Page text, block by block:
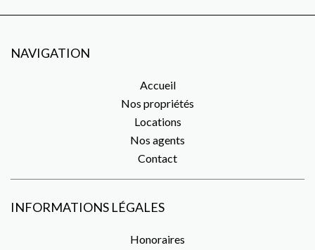
NAVIGATION
Accueil
Nos propriétés
Locations
Nos agents
Contact
INFORMATIONS LÉGALES
Honoraires